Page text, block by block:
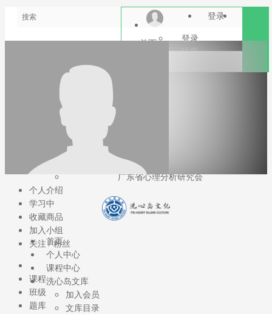
首页
东方心理分析研究院
广东省心理分析研究会
首页
个人中心
课程中心
洗心岛文库
加入会员
文库目录
登录
注册
登录
辉老师
暂无头衔
粉丝 ｜0关注
暂无签名
个人介绍
学习中
收藏商品
加入小组
关注 / 粉丝
课程
班级
题库